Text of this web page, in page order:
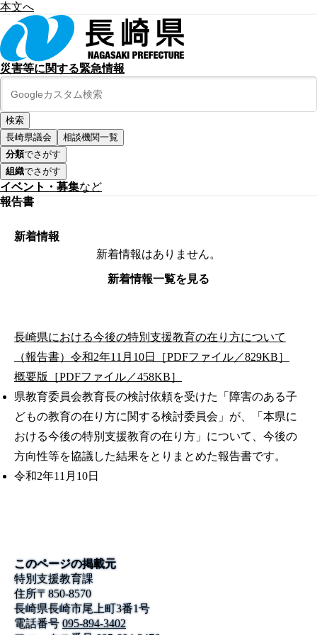
本文へ
災害等に関する緊急情報
長崎県議会
相談機関一覧
分類でさがす
組織でさがす
イベント・募集など
報告書
新着情報
新着情報はありません。
新着情報一覧を見る
長崎県における今後の特別支援教育の在り方について
（報告書）令和2年11月10日［PDFファイル／829KB］
概要版［PDFファイル／458KB］
県教育委員会教育長の検討依頼を受けた「障害のある子
どもの教育の在り方に関する検討委員会」が、「本県に
おける今後の特別支援教育の在り方」について、今後の
方向性等を協議した結果をとりまとめた報告書です。
令和2年11月10日
このページの掲載元
特別支援教育課
住所〒850-8570
長崎県長崎市尾上町3番1号
電話番号 095-894-3402